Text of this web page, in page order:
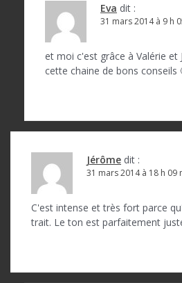
Eva dit :
31 mars 2014 à 9 h
et moi c'est grâce à Valérie
cette chaine de bons conseils
Jérôme dit :
31 mars 2014 à 18 h 09
C'est intense et très fort parce
trait. Le ton est parfaitement